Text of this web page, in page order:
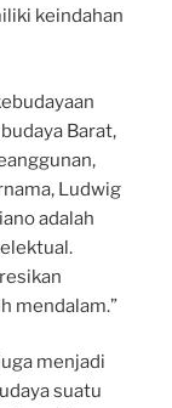
keindahan
Barat,
Ludwig
adalah
mendalam.”
menjadi
suatu